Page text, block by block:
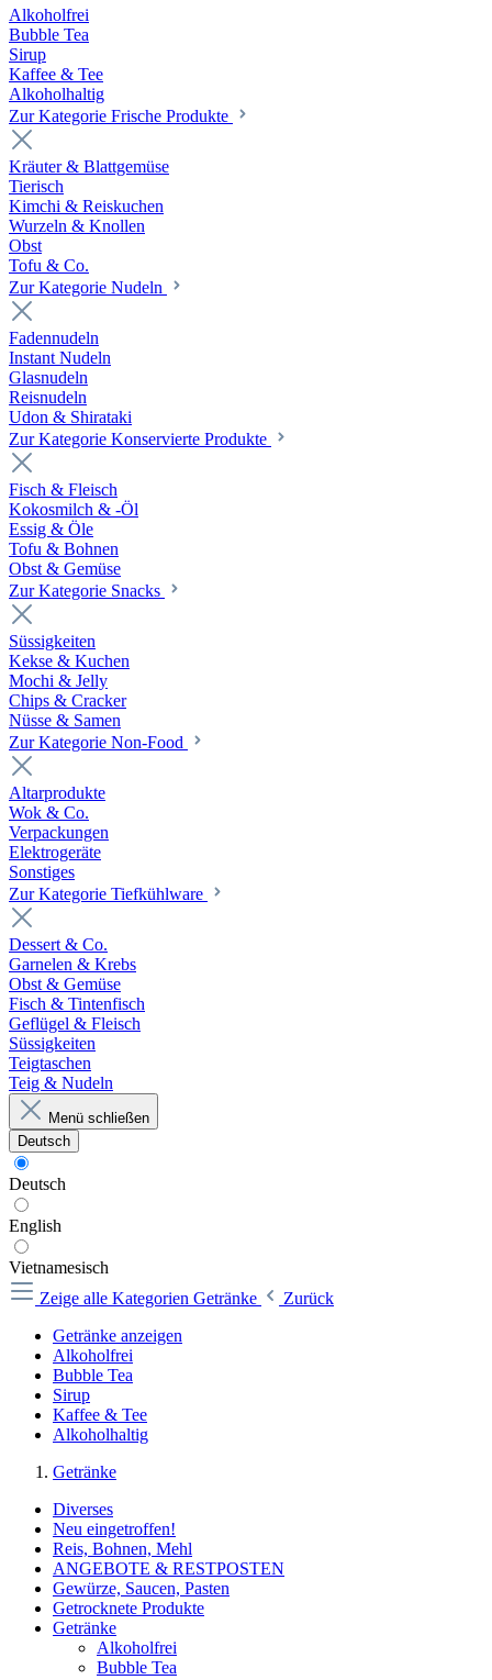
Alkoholfrei
Bubble Tea
Sirup
Kaffee & Tee
Alkoholhaltig
Zur Kategorie Frische Produkte
Kräuter & Blattgemüse
Tierisch
Kimchi & Reiskuchen
Wurzeln & Knollen
Obst
Tofu & Co.
Zur Kategorie Nudeln
Fadennudeln
Instant Nudeln
Glasnudeln
Reisnudeln
Udon & Shirataki
Zur Kategorie Konservierte Produkte
Fisch & Fleisch
Kokosmilch & -Öl
Essig & Öle
Tofu & Bohnen
Obst & Gemüse
Zur Kategorie Snacks
Süssigkeiten
Kekse & Kuchen
Mochi & Jelly
Chips & Cracker
Nüsse & Samen
Zur Kategorie Non-Food
Altarprodukte
Wok & Co.
Verpackungen
Elektrogeräte
Sonstiges
Zur Kategorie Tiefkühlware
Dessert & Co.
Garnelen & Krebs
Obst & Gemüse
Fisch & Tintenfisch
Geflügel & Fleisch
Süssigkeiten
Teigtaschen
Teig & Nudeln
Menü schließen
Deutsch
Deutsch
English
Vietnamesisch
Zeige alle Kategorien Getränke
Zurück
Getränke anzeigen
Alkoholfrei
Bubble Tea
Sirup
Kaffee & Tee
Alkoholhaltig
Getränke
Diverses
Neu eingetroffen!
Reis, Bohnen, Mehl
ANGEBOTE & RESTPOSTEN
Gewürze, Saucen, Pasten
Getrocknete Produkte
Getränke
Alkoholfrei
Bubble Tea